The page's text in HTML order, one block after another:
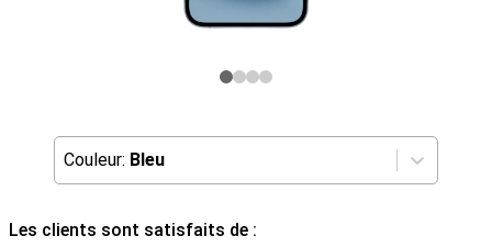
Couleur: Bleu
Les clients sont satisfaits de :